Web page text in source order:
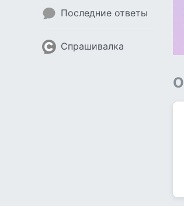
Последние ответы
Спрашивалка